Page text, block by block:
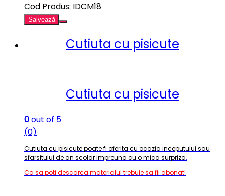
Cod Produs: IDCM18
Salvează
Cutiuta cu pisicute
Cutiuta cu pisicute
0out of 5
(0)
Cutiuta cu pisicute poate fi oferita cu ocazia inceputului sau
sfarsitului de an scolar impreuna cu o mica surpriza.
Ca sa poti descarca materialul trebuie sa fii abonat!